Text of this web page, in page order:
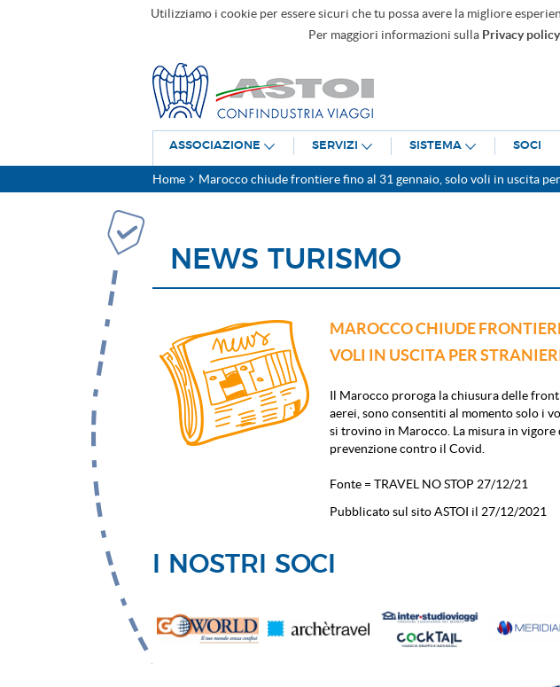
Utilizziamo i cookie per essere sicuri che tu possa avere la migliore
Per maggiori informazioni sulla Privacy policy
ASSOCIAZIONE SERVIZI SISTEMA SOCI
Home Marocco chiude frontiere fino al 31 gennaio, solo voli in uscita
NEWS TURISMO
MAROCCO CHIUDE
VOLI IN USCITA PER
Il Marocco proroga la chiusura delle
aerei, sono consentiti al momento solo i
si trovino in Marocco. La misura in
prevenzione contro il Covid.
Fonte = TRAVEL NO STOP 27/12/21
Pubblicato sul sito ASTOI il 27/12/2021
I NOSTRI SOCI